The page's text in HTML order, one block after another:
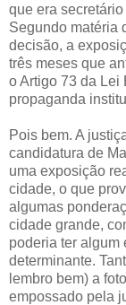
que era
Segundo matéria
decisão, a
três meses que
o Artigo 73 da Lei
propaganda
Pois bem. A
candidatura de
uma exposição
cidade, o que
algumas
cidade grande,
poderia ter algum
determinante.
lembro bem) a
empossado pela